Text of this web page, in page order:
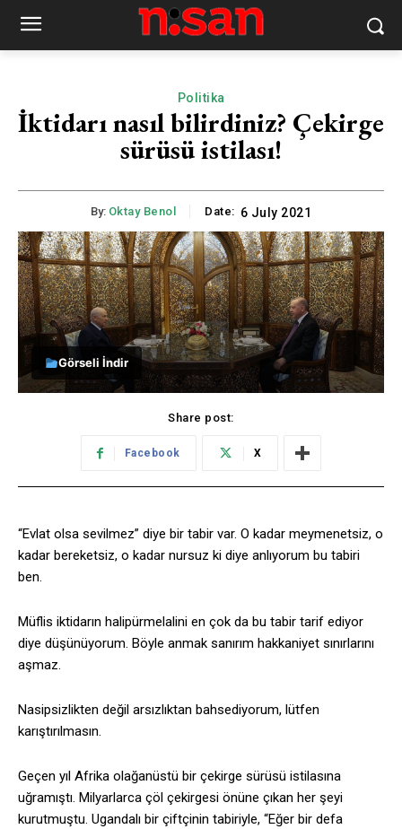
Politika
İktidarı nasıl bilirdiniz? Çekirge
sürüsü istilası!
By: Oktay Benol Date: 6 July 2021
Görseli İndir
Share post:
Facebook X
“Evlat olsa sevilmez” diye bir tabir var. O kadar meymenetsiz, o
kadar bereketsiz, o kadar nursuz ki diye anlıyorum bu tabiri
ben.
Müflis iktidarın halipürmelalini en çok da bu tabir tarif ediyor
diye düşünüyorum. Böyle anmak sanırım hakkaniyet sınırlarını
aşmaz.
Nasipsizlikten değil arsızlıktan bahsediyorum, lütfen
karıştırılmasın.
Geçen yıl Afrika olağanüstü bir çekirge sürüsü istilasına
uğramıştı. Milyarlarca çöl çekirgesi önüne çıkan her şeyi
kurutmuştu. Ugandalı bir çiftçinin tabiriyle, “Eğer bir defa